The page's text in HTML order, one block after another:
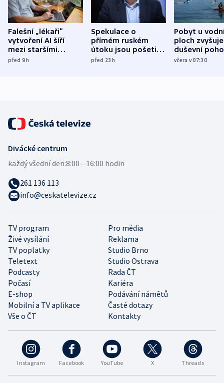
Falešní „lékaři“
vytvoření AI šíří
mezi staršími
Poláky nebezpečné
před 9h
Spekulace o
přímém ruském
útoku jsou pošetilé,
míní estonský
před 23h
Pobyt u
ploch zvyšuje
duševní
ukázala
včera v 07:30
Instagram Facebook YouTube X Threads
TV program
Pro média
Živé vysílání
Reklama
TV poplatky
Studio Brno
Teletext
Studio Ostrava
Podcasty
Rada ČT
Počasí
Kariéra
E-shop
Podávání námětů
Mobilní a TV aplikace
Časté dotazy
Vše o ČT
Kontakty
Divácké centrum
každý všední den:8:00—16:00 hodin
261 136 113
info@ceskatelevize.cz